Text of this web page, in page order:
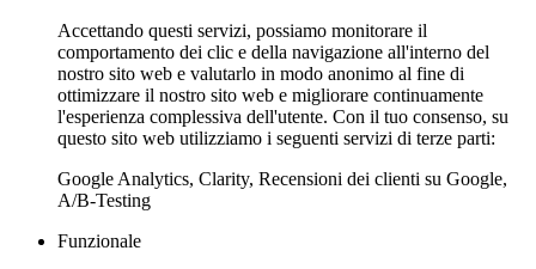
Accettando questi servizi, possiamo monitorare il
comportamento dei clic e della navigazione all'interno del
nostro sito web e valutarlo in modo anonimo al fine di
ottimizzare il nostro sito web e migliorare continuamente
l'esperienza complessiva dell'utente. Con il tuo consenso, su
questo sito web utilizziamo i seguenti servizi di terze parti:
Google Analytics, Clarity, Recensioni dei clienti su Google,
A/B-Testing
Funzionale